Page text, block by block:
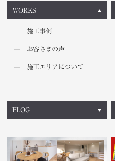
WORKS
施工事例
お客さまの声
施工エリアについて
BLOG